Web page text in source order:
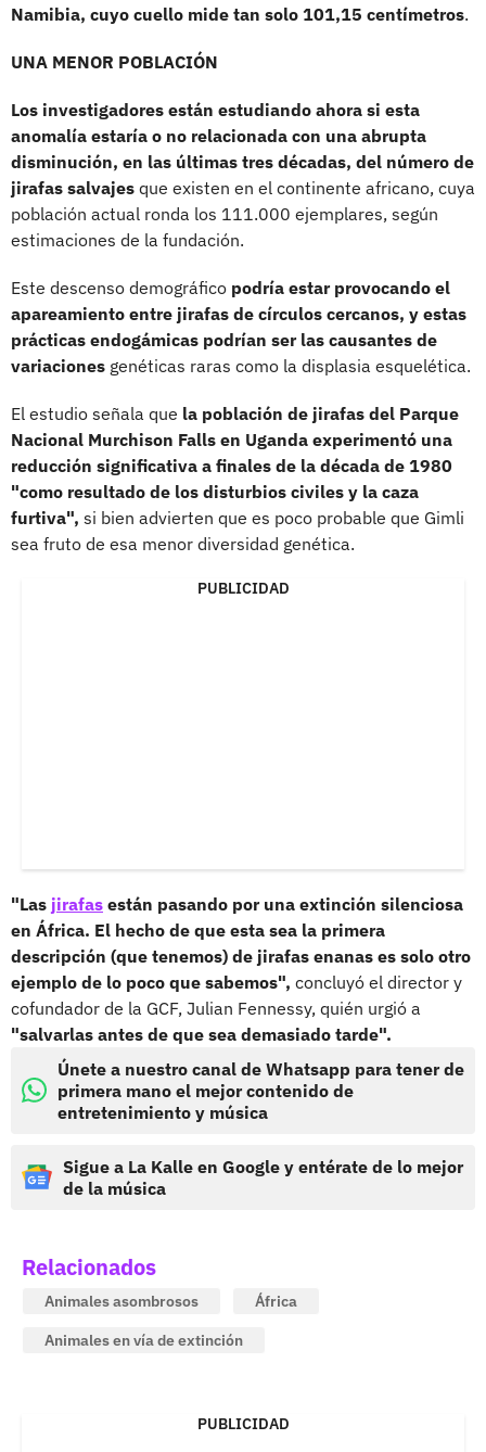
Namibia, cuyo cuello mide tan solo 101,15 centímetros.
UNA MENOR POBLACIÓN
Los investigadores están estudiando ahora si esta
anomalía estaría o no relacionada con una abrupta
disminución, en las últimas tres décadas, del número de
jirafas salvajes que existen en el continente africano, cuya
población actual ronda los 111.000 ejemplares, según
estimaciones de la fundación.
Este descenso demográfico podría estar provocando el
apareamiento entre jirafas de círculos cercanos, y estas
prácticas endogámicas podrían ser las causantes de
variaciones genéticas raras como la displasia esquelética.
El estudio señala que la población de jirafas del Parque
Nacional Murchison Falls en Uganda experimentó una
reducción significativa a finales de la década de 1980
"como resultado de los disturbios civiles y la caza
furtiva", si bien advierten que es poco probable que Gimli
sea fruto de esa menor diversidad genética.
PUBLICIDAD
"Las jirafas están pasando por una extinción silenciosa
en África. El hecho de que esta sea la primera
descripción (que tenemos) de jirafas enanas es solo otro
ejemplo de lo poco que sabemos", concluyó el director y
cofundador de la GCF, Julian Fennessy, quién urgió a
"salvarlas antes de que sea demasiado tarde".
Únete a nuestro canal de Whatsapp para tener de
primera mano el mejor contenido de
entretenimiento y música
Sigue a La Kalle en Google y entérate de lo mejor
de la música
Relacionados
Animales asombrosos
África
Animales en vía de extinción
PUBLICIDAD